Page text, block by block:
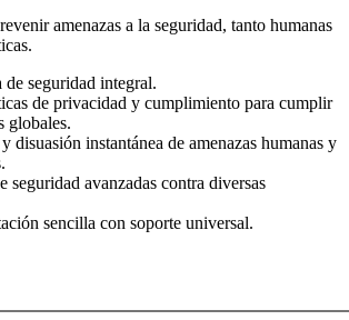
amenazas a la seguridad, tanto humanas
de seguridad integral.
de privacidad y cumplimiento para cumplir
globales.
disuasión instantánea de amenazas humanas y
seguridad avanzadas contra diversas
sencilla con soporte universal.